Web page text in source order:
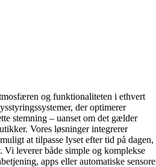
og funktionaliteten i ethvert
der optimerer
stemning – uanset om det gælder
Vores løsninger integrerer
at tilpasse lyset efter tid på dagen,
leverer både simple og komplekse
apps eller automatiske